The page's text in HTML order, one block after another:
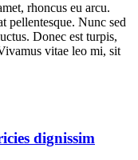
rhoncus eu arcu.
pellentesque. Nunc sed
Donec est turpis,
vitae leo mi, sit
dignissim